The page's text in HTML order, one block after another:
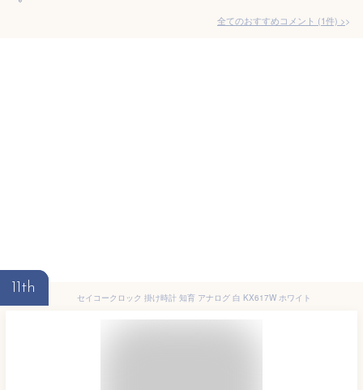
全てのおすすめコメント (1件) >
11th
セイコークロック 掛け時計 知育 アナログ 白 KX617W ホワイト